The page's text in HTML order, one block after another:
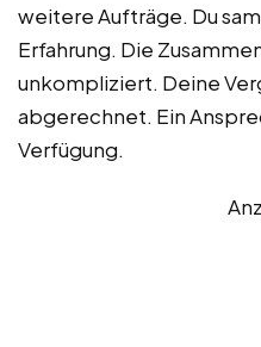
weitere Aufträge. Du
Erfahrung. Die
unkompliziert. Deine
abgerechnet. Ein
Verfügung.